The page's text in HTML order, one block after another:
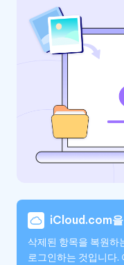
iCloud.com을
삭제된 항목을 복원
로그인하는 것입니다.